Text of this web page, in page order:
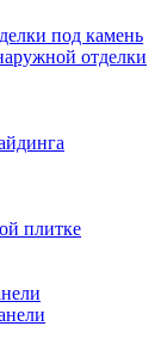
под камень
отделки
плитке